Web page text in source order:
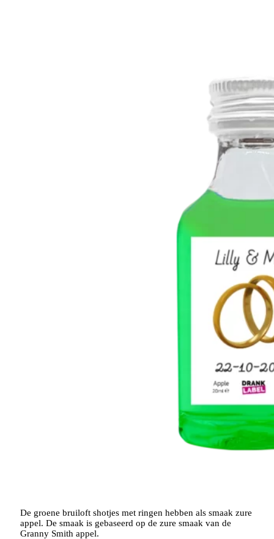
De groene bruiloft shotjes met ringen hebben als smaak zure
appel. De smaak is gebaseerd op de zure smaak van de
Granny Smith appel.